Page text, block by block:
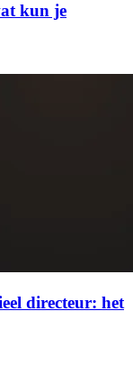
kun je
directeur: het